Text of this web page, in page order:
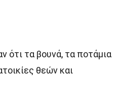
ότι τα βουνά, τα ποτάμια
θεών και